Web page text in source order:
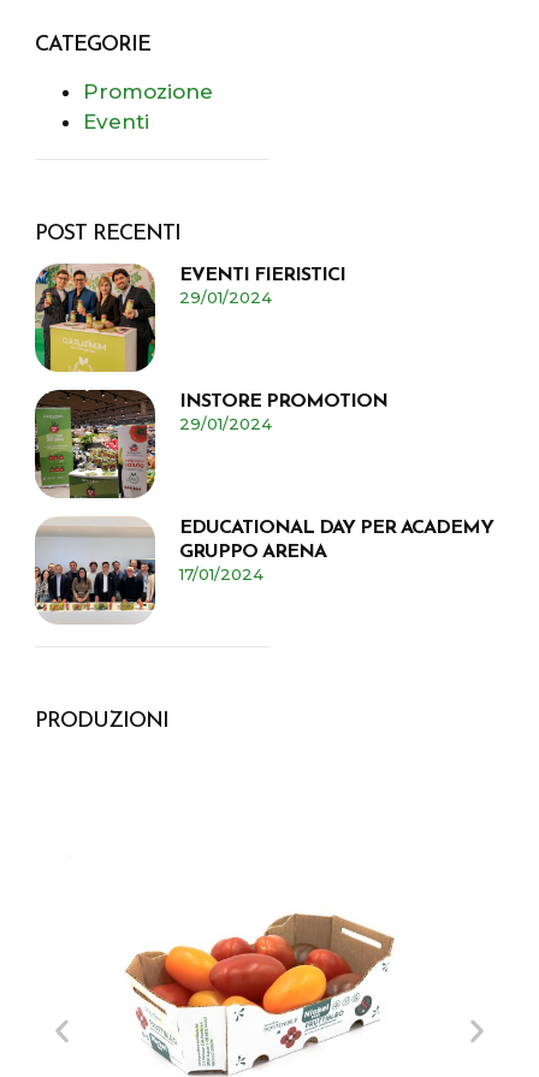
CATEGORIE
Promozione
Eventi
POST RECENTI
EVENTI FIERISTICI
29/01/2024
INSTORE PROMOTION
29/01/2024
EDUCATIONAL DAY PER ACADEMY
GRUPPO ARENA
17/01/2024
PRODUZIONI